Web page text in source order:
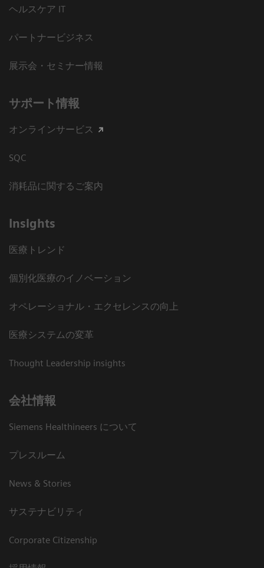
ヘルスケア IT
パートナービジネス
展示会・セミナー情報
サポート情報
オンラインサービス
SQC
消耗品に関するご案内
Insights
医療トレンド
個別化医療のイノベーション
オペレーショナル・エクセレンスの向上
医療システムの変革
Thought Leadership insights
会社情報
Siemens Healthineers について
プレスルーム
News & Stories
サステナビリティ
Corporate Citizenship